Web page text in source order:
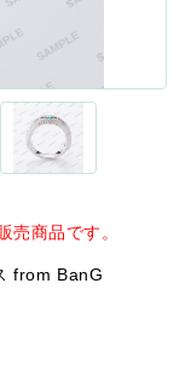
商品です。
from BanG